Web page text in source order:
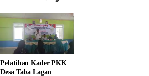
Menyeluruh
Pelatihan Kader PKK
Desa Taba Lagan